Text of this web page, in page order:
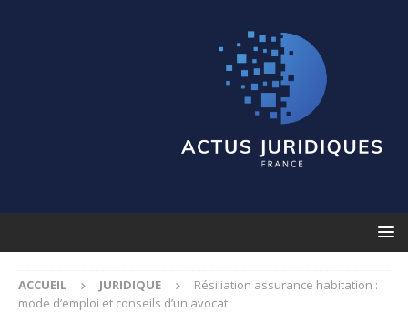
ACCUEIL JURIDIQUE
Résiliation assurance habitation :
mode d’emploi et conseils d’un avocat